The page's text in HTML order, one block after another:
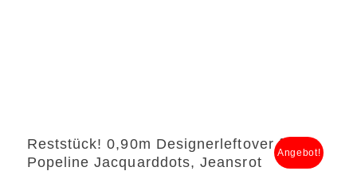
Reststück! 0,90m Designerleftover feine
Popeline Jacquarddots, Jeansrot
Angebot!